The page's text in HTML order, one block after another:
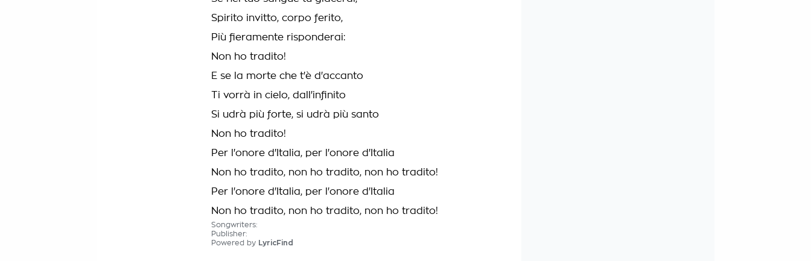
Spirito invitto, corpo ferito,
Più fieramente risponderai:
Non ho tradito!
E se la morte che t'è d'accanto
Ti vorrà in cielo, dall'infinito
Si udrà più forte, si udrà più santo
Non ho tradito!
Per l'onore d'Italia, per l'onore d'Italia
Non ho tradito, non ho tradito, non ho tradito!
Per l'onore d'Italia, per l'onore d'Italia
Non ho tradito, non ho tradito, non ho tradito!
Songwriters:
Publisher:
Powered by LyricFind